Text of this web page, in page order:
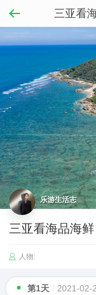
三亚看
乐游生活志
三亚看海品海
人物:
第1天 2021-02-